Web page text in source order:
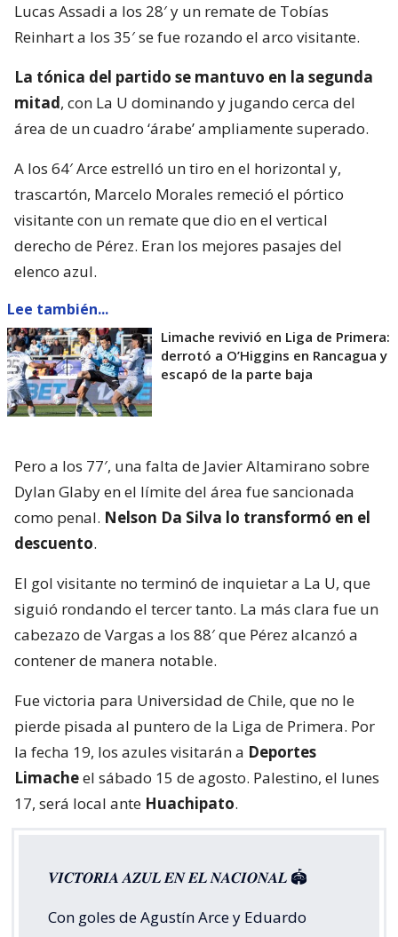
Lucas Assadi a los 28′ y un remate de Tobías
Reinhart a los 35′ se fue rozando el arco visitante.
La tónica del partido se mantuvo en la segunda
mitad, con La U dominando y jugando cerca del
área de un cuadro ‘árabe’ ampliamente superado.
A los 64′ Arce estrelló un tiro en el horizontal y,
trascartón, Marcelo Morales remeció el pórtico
visitante con un remate que dio en el vertical
derecho de Pérez. Eran los mejores pasajes del
elenco azul.
Lee también...
Limache revivió en Liga de Primera:
derrotó a O’Higgins en Rancagua y
escapó de la parte baja
Pero a los 77′, una falta de Javier Altamirano sobre
Dylan Glaby en el límite del área fue sancionada
como penal. Nelson Da Silva lo transformó en el
descuento.
El gol visitante no terminó de inquietar a La U, que
siguió rondando el tercer tanto. La más clara fue un
cabezazo de Vargas a los 88′ que Pérez alcanzó a
contener de manera notable.
Fue victoria para Universidad de Chile, que no le
pierde pisada al puntero de la Liga de Primera. Por
la fecha 19, los azules visitarán a Deportes
Limacheel sábado 15 de agosto. Palestino, el lunes
17, será local ante Huachipato.
𝑽𝑰𝑪𝑻𝑶𝑹𝑰𝑨 𝑨𝒁𝑼𝑳 𝑬𝑵 𝑬𝑳 𝑵𝑨𝑪𝑰𝑶𝑵𝑨𝑳 🏟️
Con goles de Agustín Arce y Eduardo